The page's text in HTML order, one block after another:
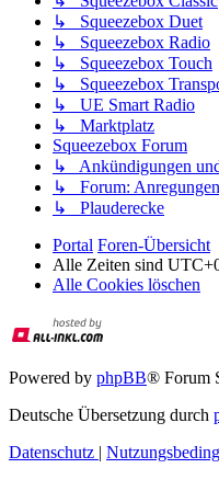
↳ Squeezebox Duet
↳ Squeezebox Radio
↳ Squeezebox Touch
↳ Squeezebox
↳ UE Smart Radio
↳ Marktplatz
Squeezebox Forum
↳ Ankündigungen
↳ Forum:
↳ Plauderecke
Portal Foren-Übersicht
Alle Zeiten sind
Alle Cookies löschen
Powered by phpBB® Forum
Deutsche Übersetzung durch
Datenschutz |